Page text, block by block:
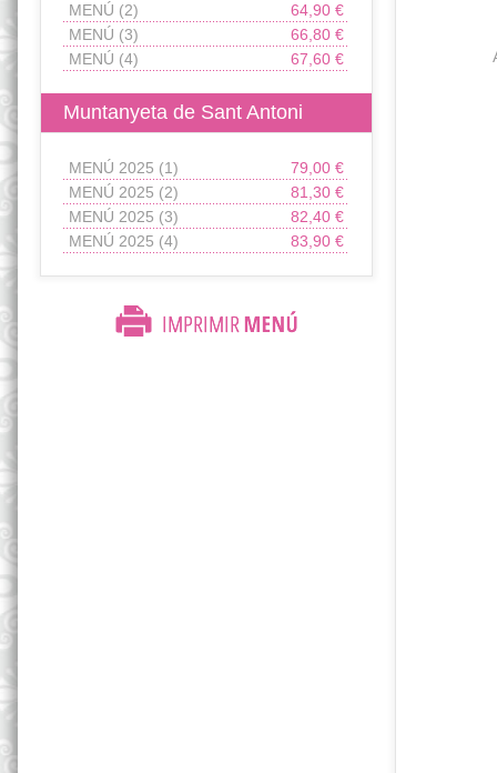
64,90 €
MENÚ (2)
66,80 €
MENÚ (3)
67,60 €
MENÚ (4)
Muntanyeta de Sant Antoni
79,00 €
MENÚ 2025 (1)
81,30 €
MENÚ 2025 (2)
82,40 €
MENÚ 2025 (3)
83,90 €
MENÚ 2025 (4)